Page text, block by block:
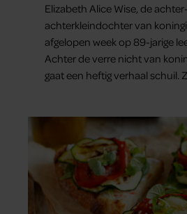
Elizabeth Alice Wise, de achter-
achterkleindochter van
afgelopen week op 89-jarige
Achter de verre nicht van
gaat een heftig verhaal schuil.